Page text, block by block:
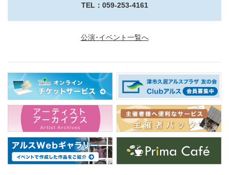
TEL：059-253-4161
公演･イベント一覧へ